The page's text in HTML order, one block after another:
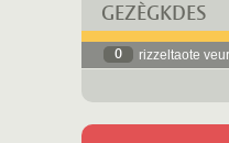
GEZÈGKDES
0 rizzeltaote